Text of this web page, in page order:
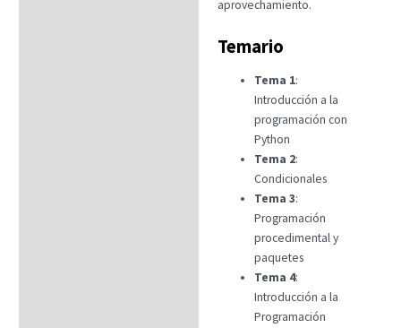
aprovechamiento.
Temario
Tema 1:
Introducción a la
programación con
Python
Tema 2:
Condicionales
Tema 3:
Programación
procedimental y
paquetes
Tema 4:
Introducción a la
Programación